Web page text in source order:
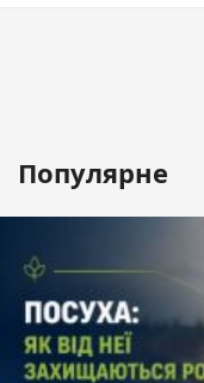
Популярне